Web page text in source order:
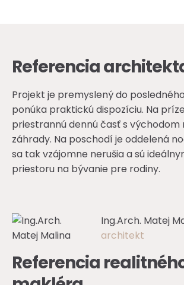
Referencia
Projekt je premyslený do
ponúka praktickú dispozíciu. Na
priestrannú dennú časť s východom
záhrady. Na poschodí je oddelená
sa tak vzájomne nerušia a sú
priestoru na bývanie pre rodiny.
Ing.Arch. Matej
architekt
Referencia